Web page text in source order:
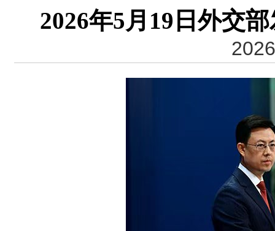
2026年5月19日外交